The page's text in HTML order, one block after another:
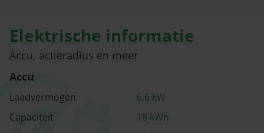
Elektrische informatie
Accu, actieradius en meer
Accu
Laadvermogen 6.6 kW
Capaciteit
18 kWh